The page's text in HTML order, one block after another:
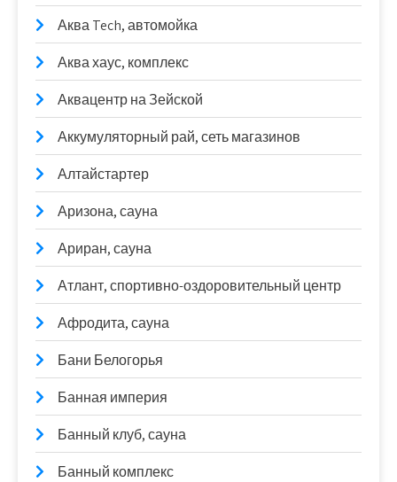
Аква Tech, автомойка
Аква хаус, комплекс
Аквацентр на Зейской
Аккумуляторный рай, сеть магазинов
Алтайстартер
Аризона, сауна
Ариран, сауна
Атлант, спортивно-оздоровительный центр
Афродита, сауна
Бани Белогорья
Банная империя
Банный клуб, сауна
Банный комплекс